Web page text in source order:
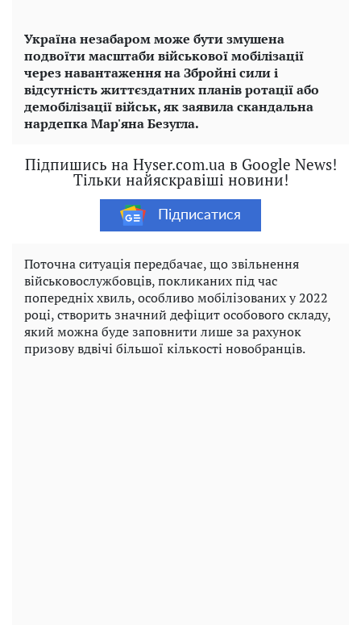
Україна незабаром може бути змушена
подвоїти масштаби військової мобілізації
через навантаження на Збройні сили і
відсутність життєздатних планів ротації або
демобілізації військ, як заявила скандальна
нардепка Мар'яна Безугла.
Підпишись на Hyser.com.ua в Google News!
Тільки найяскравіші новини!
Підписатися
Поточна ситуація передбачає, що звільнення
військовослужбовців, покликаних під час
попередніх хвиль, особливо мобілізованих у 2022
році, створить значний дефіцит особового складу,
який можна буде заповнити лише за рахунок
призову вдвічі більшої кількості новобранців.